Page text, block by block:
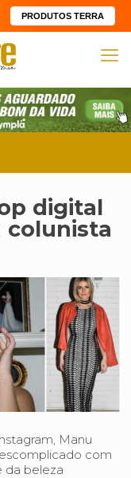
PRODUTOS TERRA
digital
colunista
Manu
com
da beleza